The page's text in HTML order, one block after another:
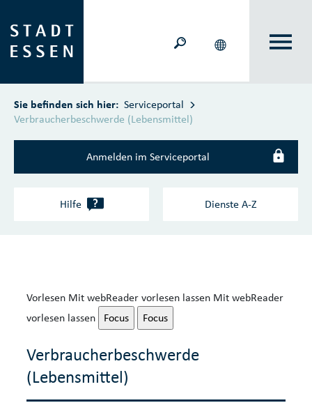
Sie befinden sich hier: Serviceportal
Verbraucherbeschwerde (Lebensmittel)
Anmelden im Serviceportal
Hilfe ? Dienste A‑Z
Vorlesen Mit webReader vorlesen lassen Mit webReader
vorlesen lassen
Focus Focus
Verbraucherbeschwerde
(Lebensmittel)